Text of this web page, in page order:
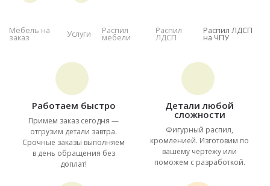
Мебель на
заказ Услуги Распил
мебели
Распил
ЛДСП
Распил ЛДСП
на ЧПУ
Работаем быстро
Примем заказ сегодня —
отгрузим детали завтра.
Срочные заказы выполняем
в день обращения без
доплат!
Детали любой
сложности
Фигурный распил,
кромленией. Изготовим по
вашему чертежу или
поможем с разработкой.